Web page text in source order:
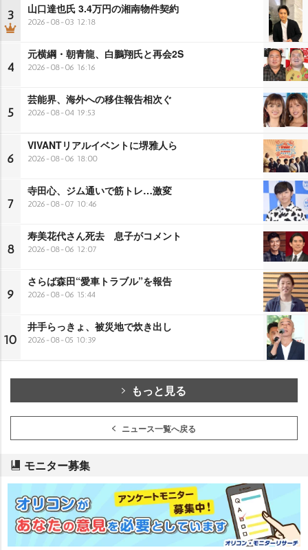
3 山口達也氏 3.4万円の湘南物件契約
2026-08-03 12:18
4
元横綱・朝青龍、白鵬翔氏と再会2S
2026-08-06 16:16
5
芸能界、海外への移住報告相次ぐ
2026-08-04 19:53
6
VIVANTリアルイベントに堺雅人ら
2026-08-06 18:00
7
寺田心、ジム通いで筋トレ…激変
2026-08-07 10:46
8
寿美花代さん死去 息子がコメント
2026-08-06 12:07
9
さらば森田“愛車トラブル”を報告
2026-08-06 15:44
10
井手らっきょ、被災地で炊き出し
2026-08-05 10:39
もっと見る
ニュース一覧へ戻る
モニター募集